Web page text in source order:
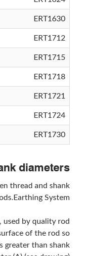
ERT1630
ERT1712
ERT1715
ERT1718
ERT1721
ERT1724
ERT1730
diameters
thread and shank
System
used by quality rod
of the rod so
greater than shank